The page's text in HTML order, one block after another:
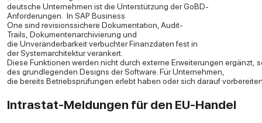
deutsche Unternehmen ist die Unterstützung der GoBD-
Anforderungen. In SAP Business
One sind revisionssichere Dokumentation, Audit-
Trails, Dokumentenarchivierung und
die Unveränderbarkeit verbuchter Finanzdaten fest in
der Systemarchitektur verankert.
Diese Funktionen werden nicht durch externe Erweiterungen ergänzt,
des grundlegenden Designs der Software. Für Unternehmen,
die bereits Betriebsprüfungen erlebt haben oder sich darauf
Intrastat-Meldungen für den EU-Handel